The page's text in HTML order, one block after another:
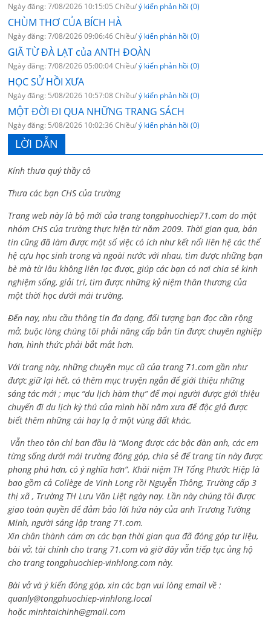
Ngày đăng: 7/08/2026 10:15:05 Chiều/ý kiến phản hồi (0)
CHÙM THƠ CỦA BÍCH HÀ
Ngày đăng: 7/08/2026 09:06:46 Chiều/ý kiến phản hồi (0)
GIÃ TỪ ĐÀ LẠT của ANTH ĐOÀN
Ngày đăng: 7/08/2026 05:00:04 Chiều/ý kiến phản hồi (0)
HỌC SỬ HỒI XƯA
Ngày đăng: 5/08/2026 10:57:08 Chiều/ý kiến phản hồi (0)
MỘT ĐỜI ĐI QUA NHỮNG TRANG SÁCH
Ngày đăng: 5/08/2026 10:02:36 Chiều/ý kiến phản hồi (0)
LỜI DẪN
Kính thưa quý thầy cô
Thưa các bạn CHS của trường
Trang web này là bộ mới của trang tongphuochiep71.com do một
nhóm CHS của trường thực hiện từ năm 2009. Thời gian qua, bản
tin cũng đã làm được một số việc có ích như kết nối liên hệ các thế
hệ cựu học sinh trong và ngoài nước với nhau, tìm được những bạn
bè mà từ lâu không liên lạc được, giúp các bạn có nơi chia sẻ kinh
nghiệm sống, giải trí, tìm được những kỷ niệm thân thương của
một thời học dưới mái trường.
Đến nay, nhu cầu thông tin đa dạng, đối tượng bạn đọc cần rộng
mở, buộc lòng chúng tôi phải nâng cấp bản tin được chuyên nghiệp
hơn, hình thức phải bắt mắt hơn.
Với trang này, những chuyên mục cũ của trang 71.com gần như
được giữ lại hết, có thêm mục truyện ngắn để giới thiệu những
sáng tác mới ; mục “du lịch hàm thụ” để mọi người được giới thiệu
chuyến đi du lịch kỳ thú của mình hồi năm xưa để độc giả được
biết thêm những cái hay lạ ở một vùng đất khác.
Vẫn theo tôn chỉ ban đầu là “Mong được các bậc đàn anh, các em
từng sống dưới mái trường đóng góp, chia sẻ để trang tin này được
phong phú hơn, có ý nghĩa hơn”. Khái niệm TH Tống Phước Hiệp là
bao gồm cả Collège de Vinh Long rồi Nguyễn Thông, Trường cấp 3
thị xã , Trường TH Lưu Văn Liệt ngày nay. Lần này chúng tôi được
giao toàn quyền để đảm bảo lời hứa này của anh Trương Tường
Minh, người sáng lập trang 71.com.
Xin chân thành cám ơn các bạn thời gian qua đã đóng góp tư liệu,
bài vở, tài chính cho trang 71.com và giờ đây vẫn tiếp tục ủng hộ
cho trang tongphuochiep-vinhlong.com này.
Bài vở và ý kiến đóng góp, xin các bạn vui lòng email về :
quanly@tongphuochiep-vinhlong.local
hoặcminhtaichinh@gmail.com